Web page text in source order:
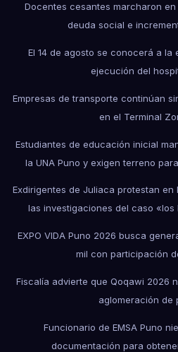
Docentes cesantes marcharon
deuda social e
El 14 de agosto se conocerá a la
ejecución del
Empresas de transporte continúan
en el Terminal
Estudiantes de educación inicial
la UNA Puno y exigen terreno
Exdirigentes de Juliaca protestan
las investigaciones del caso
EXPO VIDA Puno 2026 busca
mil con participación
Fiscalía advierte que Qoqawi 2026
aglomeración de
Funcionario de EMSA Puno
documentación para